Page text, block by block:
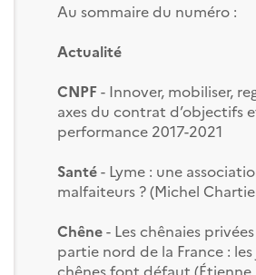
Au sommaire du numéro :
Actualité
CNPF- Innover, mobiliser,
axes du contrat d’objectifs
performance 2017-2021
Santé- Lyme : une
malfaiteurs ? (Michel
Chêne- Les chênaies
partie nord de la France : les
chênes font défaut (Étienne